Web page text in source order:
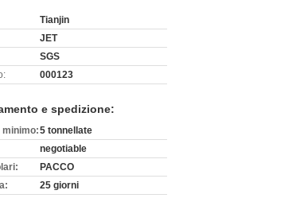
Tianjin
JET
SGS
000123
e spedizione:
minimo:5 tonnellate
negotiable
PACCO
25 giorni